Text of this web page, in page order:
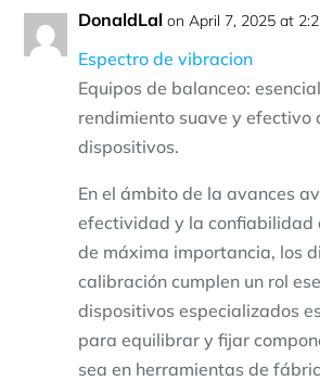
DonaldLal on April 7, 2025 at
Espectro de vibracion
Equipos de balanceo:
rendimiento suave y efectivo
dispositivos.
En el ámbito de la avances
efectividad y la confiabilidad
de máxima importancia, los
calibración cumplen un rol
dispositivos especializados
para equilibrar y fijar
sea en herramientas de